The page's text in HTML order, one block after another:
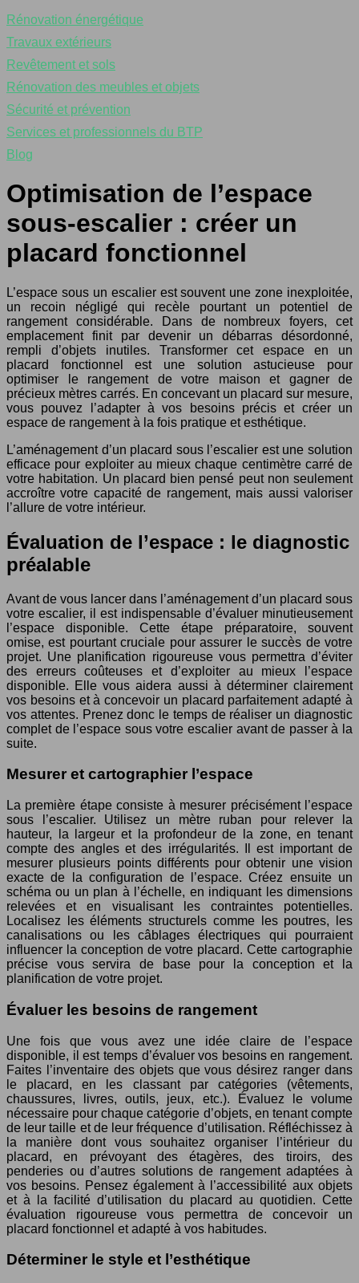
Rénovation énergétique
Travaux extérieurs
Revêtement et sols
Rénovation des meubles et objets
Sécurité et prévention
Services et professionnels du BTP
Blog
Optimisation de l’espace
sous-escalier : créer un
placard fonctionnel
L’espace sous un escalier est souvent une zone inexploitée,
un recoin négligé qui recèle pourtant un potentiel de
rangement considérable. Dans de nombreux foyers, cet
emplacement finit par devenir un débarras désordonné,
rempli d’objets inutiles. Transformer cet espace en un
placard fonctionnel est une solution astucieuse pour
optimiser le rangement de votre maison et gagner de
précieux mètres carrés. En concevant un placard sur mesure,
vous pouvez l’adapter à vos besoins précis et créer un
espace de rangement à la fois pratique et esthétique.
L’aménagement d’un placard sous l’escalier est une solution
efficace pour exploiter au mieux chaque centimètre carré de
votre habitation. Un placard bien pensé peut non seulement
accroître votre capacité de rangement, mais aussi valoriser
l’allure de votre intérieur.
Évaluation de l’espace : le diagnostic
préalable
Avant de vous lancer dans l’aménagement d’un placard sous
votre escalier, il est indispensable d’évaluer minutieusement
l’espace disponible. Cette étape préparatoire, souvent
omise, est pourtant cruciale pour assurer le succès de votre
projet. Une planification rigoureuse vous permettra d’éviter
des erreurs coûteuses et d’exploiter au mieux l’espace
disponible. Elle vous aidera aussi à déterminer clairement
vos besoins et à concevoir un placard parfaitement adapté à
vos attentes. Prenez donc le temps de réaliser un diagnostic
complet de l’espace sous votre escalier avant de passer à la
suite.
Mesurer et cartographier l’espace
La première étape consiste à mesurer précisément l’espace
sous l’escalier. Utilisez un mètre ruban pour relever la
hauteur, la largeur et la profondeur de la zone, en tenant
compte des angles et des irrégularités. Il est important de
mesurer plusieurs points différents pour obtenir une vision
exacte de la configuration de l’espace. Créez ensuite un
schéma ou un plan à l’échelle, en indiquant les dimensions
relevées et en visualisant les contraintes potentielles.
Localisez les éléments structurels comme les poutres, les
canalisations ou les câblages électriques qui pourraient
influencer la conception de votre placard. Cette cartographie
précise vous servira de base pour la conception et la
planification de votre projet.
Évaluer les besoins de rangement
Une fois que vous avez une idée claire de l’espace
disponible, il est temps d’évaluer vos besoins en rangement.
Faites l’inventaire des objets que vous désirez ranger dans
le placard, en les classant par catégories (vêtements,
chaussures, livres, outils, jeux, etc.). Évaluez le volume
nécessaire pour chaque catégorie d’objets, en tenant compte
de leur taille et de leur fréquence d’utilisation. Réfléchissez à
la manière dont vous souhaitez organiser l’intérieur du
placard, en prévoyant des étagères, des tiroirs, des
penderies ou d’autres solutions de rangement adaptées à
vos besoins. Pensez également à l’accessibilité aux objets
et à la facilité d’utilisation du placard au quotidien. Cette
évaluation rigoureuse vous permettra de concevoir un
placard fonctionnel et adapté à vos habitudes.
Déterminer le style et l’esthétique